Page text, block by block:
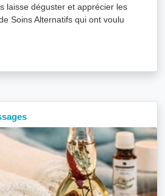
laisse déguster et apprécier les
Soins Alternatifs qui ont voulu